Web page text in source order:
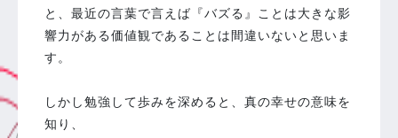
と、最近の言葉で言えば『バズる』ことは大きな影
響力がある価値観であることは間違いないと思いま
す。
しかし勉強して歩みを深めると、真の幸せの意味を
知り、